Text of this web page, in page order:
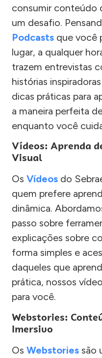
consumir conteúdo
um desafio.
Podcasts que você
lugar, a qualquer
trazem entrevistas
histórias
dicas práticas para
a maneira perfeita
enquanto você
Vídeos: Aprenda
Visual
Os Vídeos do
quem prefere
dinâmica.
passo sobre
explicações sobre
forma simples e
daqueles que
prática, nossos
para você.
Webstories:
Imersivo
Os Webstories são